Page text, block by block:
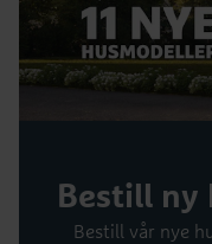
Bestill ny
Bestill vår nye